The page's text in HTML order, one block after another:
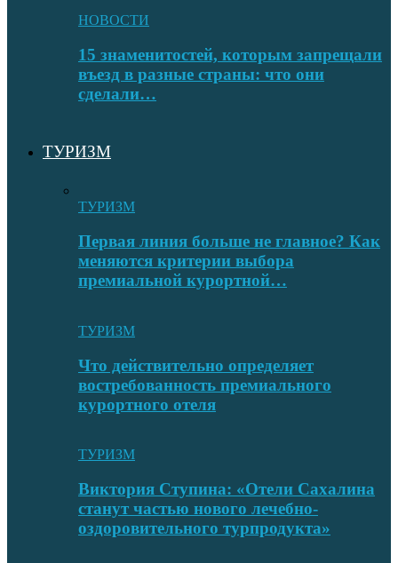
НОВОСТИ
15 знаменитостей, которым запрещали
въезд в разные страны: что они
сделали…
ТУРИЗМ
ТУРИЗМ
Первая линия больше не главное? Как
меняются критерии выбора
премиальной курортной…
ТУРИЗМ
Что действительно определяет
востребованность премиального
курортного отеля
ТУРИЗМ
Виктория Ступина: «Отели Сахалина
станут частью нового лечебно-
оздоровительного турпродукта»